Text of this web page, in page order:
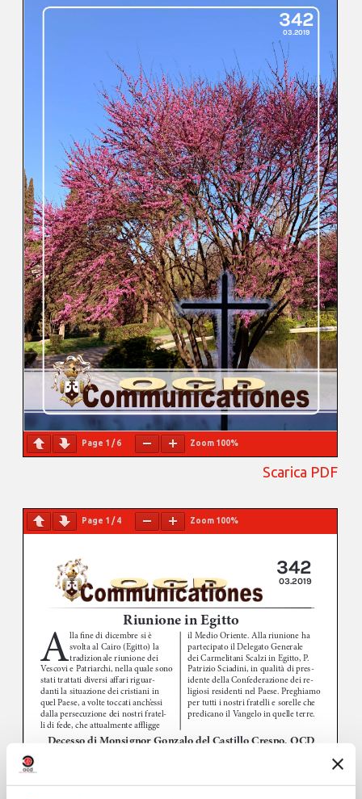
Page 1 /6 Zoom 100%
Scarica PDF
Page 1 /4 Zoom 100%